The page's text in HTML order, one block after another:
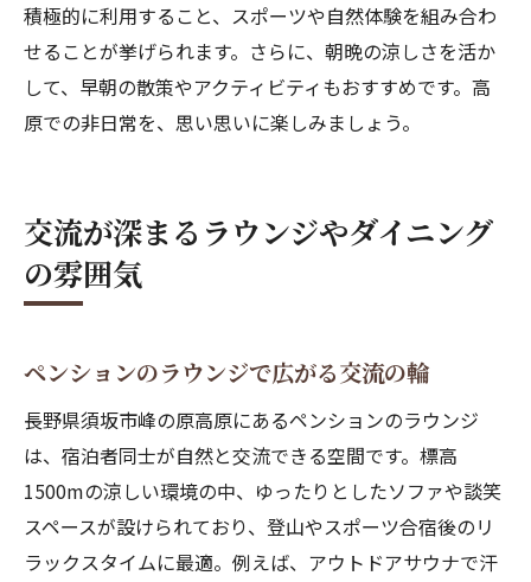
積極的に利用すること、スポーツや自然体験を組み合わ
せることが挙げられます。さらに、朝晩の涼しさを活か
して、早朝の散策やアクティビティもおすすめです。高
原での非日常を、思い思いに楽しみましょう。
交流が深まるラウンジやダイニング
の雰囲気
ペンションのラウンジで広がる交流の輪
長野県須坂市峰の原高原にあるペンションのラウンジ
は、宿泊者同士が自然と交流できる空間です。標高
1500mの涼しい環境の中、ゆったりとしたソファや談笑
スペースが設けられており、登山やスポーツ合宿後のリ
ラックスタイムに最適。例えば、アウトドアサウナで汗